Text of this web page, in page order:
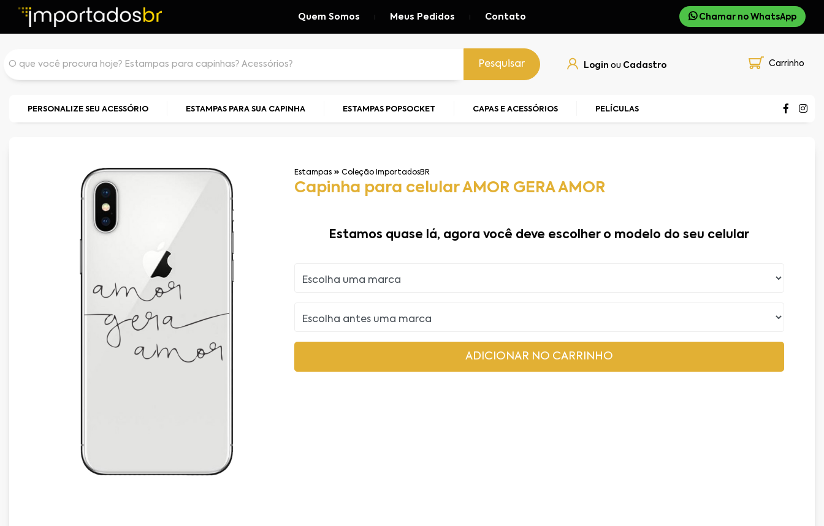
Quem Somos Meus Pedidos Contato Chamar no WhatsApp
Pesquisar Login ou Cadastro Carrinho
PERSONALIZE SEU ACESSÓRIO ESTAMPAS PARA SUA CAPINHA ESTAMPAS POPSOCKET CAPAS E ACESSÓRIOS PELÍCULAS
Estampas Coleção ImportadosBR
Capinha para celular AMOR GERA AMOR
Estamos quase lá, agora você deve escolher o modelo do seu celular